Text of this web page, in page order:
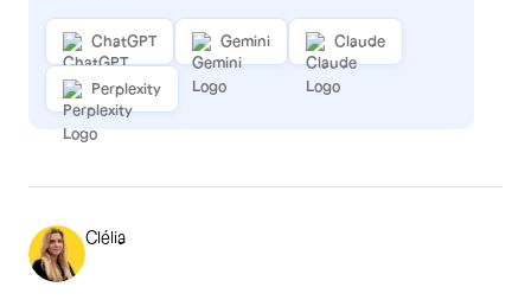
ChatGPT Gemini Claude
Perplexity
Clélia